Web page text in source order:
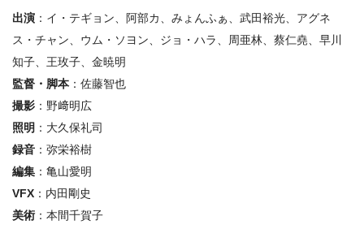
出演 ：イ・テギョン、阿部カ、みょんふぁ、武⽥裕光、アグネ
ス・チャン、ウム・ソヨン、ジョ・ハラ、周亜林、蔡仁堯、早川
知⼦、王玫⼦、⾦暁明
監督・脚本：佐藤智也
撮影 ：野﨑明広
照明 ：⼤久保礼司
録⾳ ：弥栄裕樹
編集 ：⻲⼭愛明
VFX ：内⽥剛史
美術 ：本間千賀⼦